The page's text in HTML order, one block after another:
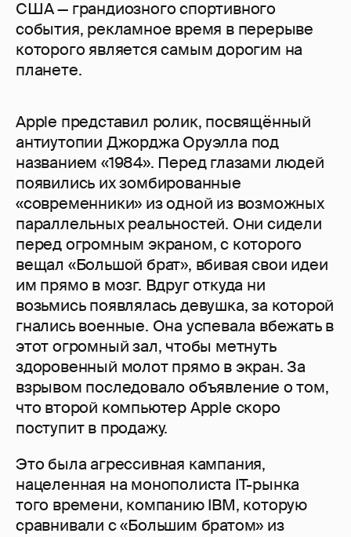
США — грандиозного спортивного
события, рекламное время в перерыве
которого является самым дорогим на
планете.
Apple представил ролик, посвящённый
антиутопии Джорджа Оруэлла под
названием «1984». Перед глазами людей
появились их зомбированные
«современники» из одной из возможных
параллельных реальностей. Они сидели
перед огромным экраном, с которого
вещал «Большой брат», вбивая свои идеи
им прямо в мозг. Вдруг откуда ни
возьмись появлялась девушка, за которой
гнались военные. Она успевала вбежать в
этот огромный зал, чтобы метнуть
здоровенный молот прямо в экран. За
взрывом последовало объявление о том,
что второй компьютер Apple скоро
поступит в продажу.
Это была агрессивная кампания,
нацеленная на монополиста IT-рынка
того времени, компанию IBM, которую
сравнивали с «Большим братом» из